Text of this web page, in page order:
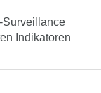
Surveillance
Indikatoren